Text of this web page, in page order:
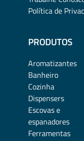
Política de
PRODUTOS
Aromatizantes
Banheiro
Cozinha
Dispensers
Escovas e
espanadores
Ferramentas